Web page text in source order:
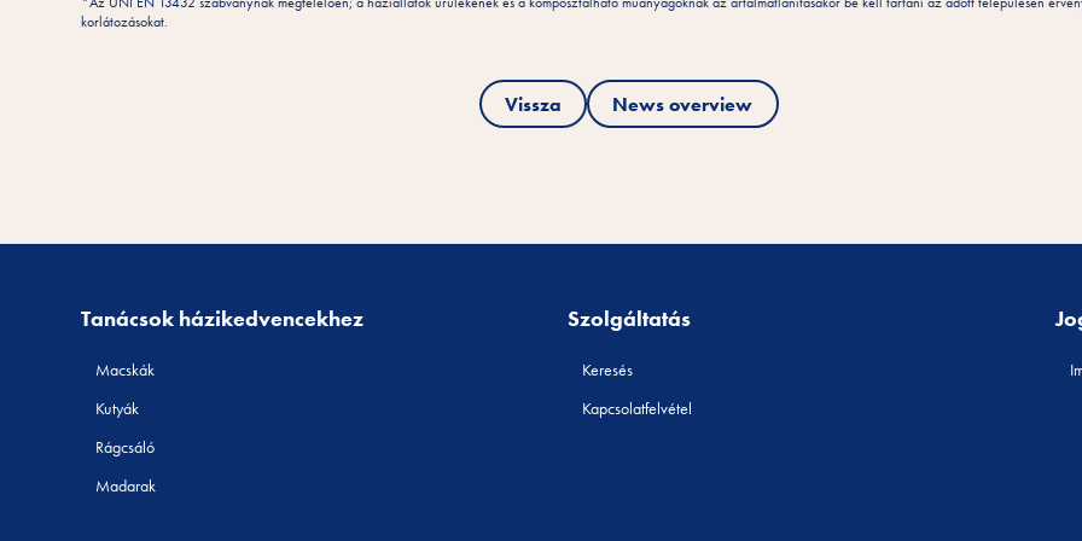
korlátozásokat.
Vissza News overview
Tanácsok házikedvencekhez
Macskák
Kutyák
Rágcsáló
Madarak
Szolgáltatás
Keresés
Kapcsolatfelvétel